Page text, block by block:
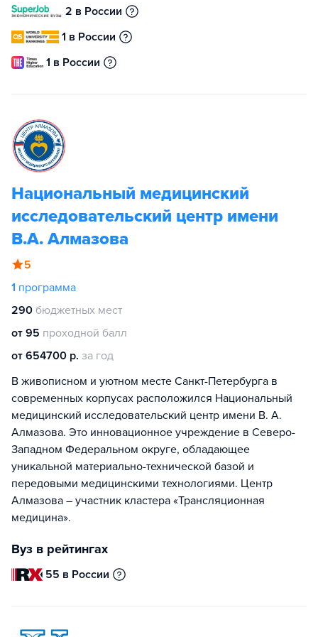
2 в России
1 в России
1 в России
Национальный медицинский
исследовательский центр имени
В.А. Алмазова
5
1 программа
290 бюджетных мест
от 95 проходной балл
от 654700 р. за год
В живописном и уютном месте Санкт-Петербурга в
современных корпусах расположился Национальный
медицинский исследовательский центр имени В. А.
Алмазова. Это инновационное учреждение в Северо-
Западном Федеральном округе, обладающее
уникальной материально-технической базой и
передовыми медицинскими технологиями. Центр
Алмазова – участник кластера «Трансляционная
медицина».
Вуз в рейтингах
55 в России